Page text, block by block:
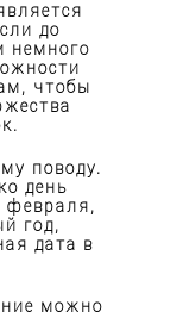
до
немного
чтобы
поводу.
день
февраля,
год,
дата в
можно